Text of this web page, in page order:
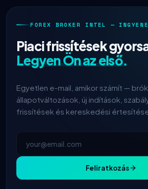
FOREX BROKER INTEL —
Piaci frissítések
Legyen Ön az első.
Egyetlen e-mail, amikor számít —
állapotváltozások, új indítások,
frissítések és kereskedési
Feliratkozás